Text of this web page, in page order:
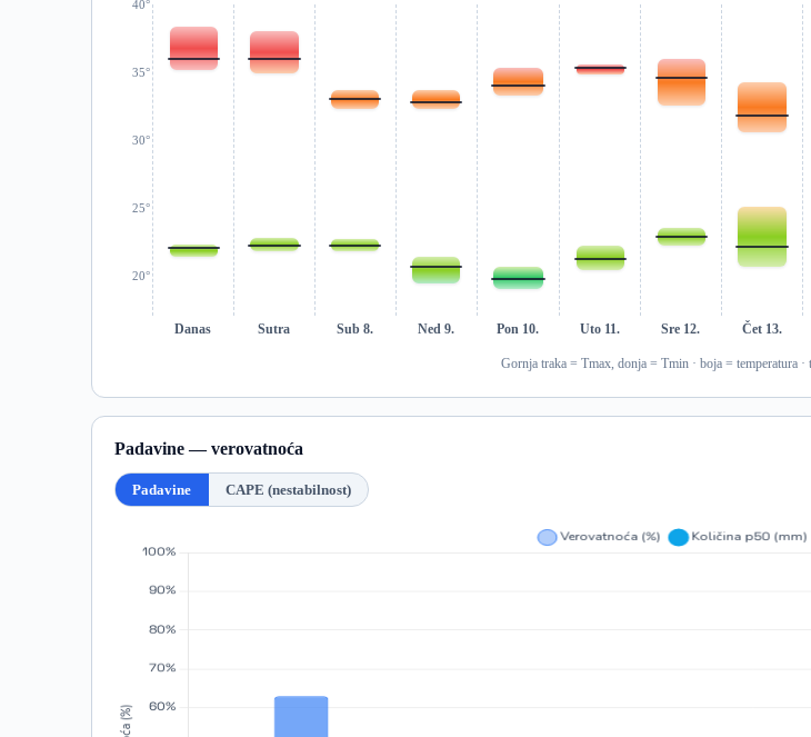
20°
25°
30°
35°
40°
Danas Sutra Sub 8. Ned 9. Pon 10. Uto 11. Sre 12. Čet 13.
Gornja traka = Tmax, donja = Tmin · boja = temperatura
Padavine — verovatnoća
Padavine CAPE (nestabilnost)